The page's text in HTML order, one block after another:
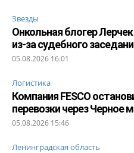
Звезды
Онкольная блогер
из-за судебного
05.08.2026 16:01
Логистика
Компания FESCO
перевозки через Черное
05.08.2026 15:46
Ленинградская область